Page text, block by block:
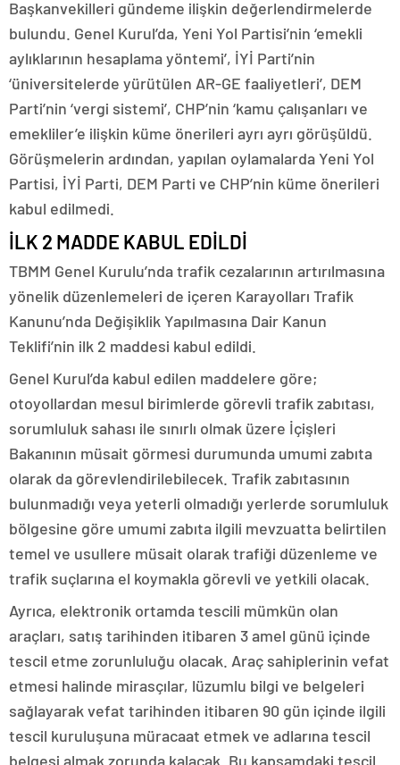
Başkanvekilleri gündeme ilişkin değerlendirmelerde
bulundu. Genel Kurul’da, Yeni Yol Partisi’nin ‘emekli
aylıklarının hesaplama yöntemi’, İYİ Parti’nin
‘üniversitelerde yürütülen AR-GE faaliyetleri’, DEM
Parti’nin ‘vergi sistemi’, CHP’nin ‘kamu çalışanları ve
emekliler’e ilişkin küme önerileri ayrı ayrı görüşüldü.
Görüşmelerin ardından, yapılan oylamalarda Yeni Yol
Partisi, İYİ Parti, DEM Parti ve CHP’nin küme önerileri
kabul edilmedi.
İLK 2 MADDE KABUL EDİLDİ
TBMM Genel Kurulu’nda trafik cezalarının artırılmasına
yönelik düzenlemeleri de içeren Karayolları Trafik
Kanunu’nda Değişiklik Yapılmasına Dair Kanun
Teklifi’nin ilk 2 maddesi kabul edildi.
Genel Kurul’da kabul edilen maddelere göre;
otoyollardan mesul birimlerde görevli trafik zabıtası,
sorumluluk sahası ile sınırlı olmak üzere İçişleri
Bakanının müsait görmesi durumunda umumi zabıta
olarak da görevlendirilebilecek. Trafik zabıtasının
bulunmadığı veya yeterli olmadığı yerlerde sorumluluk
bölgesine göre umumi zabıta ilgili mevzuatta belirtilen
temel ve usullere müsait olarak trafiği düzenleme ve
trafik suçlarına el koymakla görevli ve yetkili olacak.
Ayrıca, elektronik ortamda tescili mümkün olan
araçları, satış tarihinden itibaren 3 amel günü içinde
tescil etme zorunluluğu olacak. Araç sahiplerinin vefat
etmesi halinde mirasçılar, lüzumlu bilgi ve belgeleri
sağlayarak vefat tarihinden itibaren 90 gün içinde ilgili
tescil kuruluşuna müracaat etmek ve adlarına tescil
belgesi almak zorunda kalacak. Bu kapsamdaki tescil